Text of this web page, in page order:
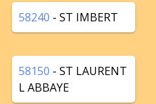
58240 - ST IMBERT
58150 - ST LAURENT
L ABBAYE